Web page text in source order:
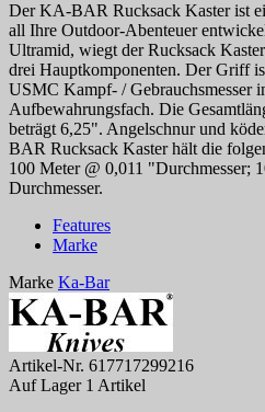
Der KA-BAR Rucksack Kaster ist
all Ihre Outdoor-Abenteuer
Ultramid, wiegt der Rucksack
drei Hauptkomponenten. Der Griff
USMC Kampf- / Gebrauchsmesser
Aufbewahrungsfach. Die
beträgt 6,25". Angelschnur und
BAR Rucksack Kaster hält die
100 Meter @ 0,011 "Durchmesser;
Durchmesser.
Features
Marke
Marke Ka-Bar
Artikel-Nr. 617717299216
Auf Lager 1 Artikel